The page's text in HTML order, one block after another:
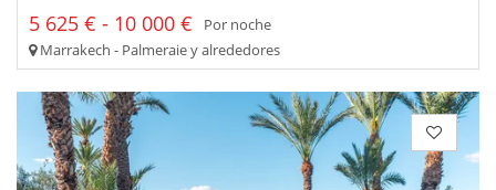
5 625 € - 10 000 €
Por noche
Marrakech - Palmeraie y alrededores